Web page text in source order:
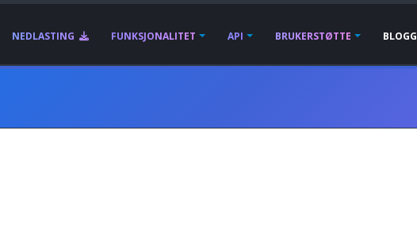
NEDLASTING FUNKSJONALITET API BRUKERSTØTTE BLOGG